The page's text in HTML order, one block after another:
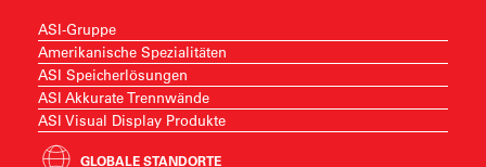
ASI-Gruppe
Amerikanische Spezialitäten
ASI Speicherlösungen
ASI Akkurate Trennwände
ASI Visual Display Produkte
GLOBALE STANDORTE